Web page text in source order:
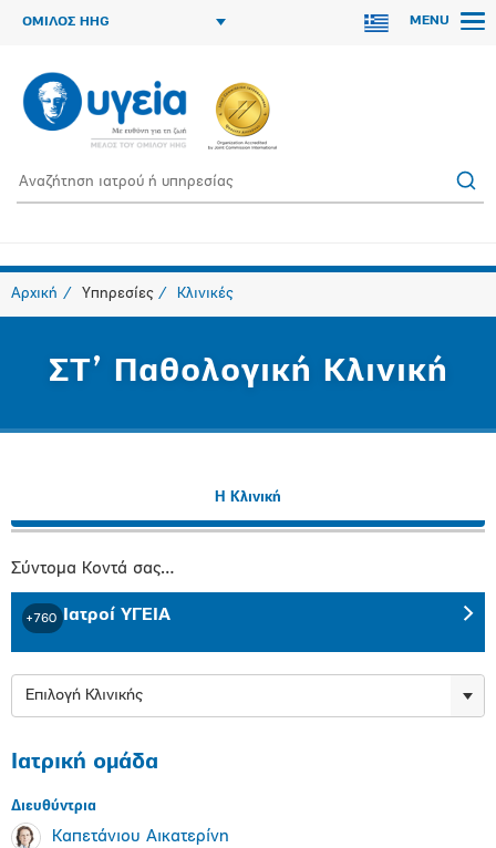
ΟΜΙΛΟΣ HHG MENU
Αρχική Υπηρεσίες Κλινικές
ΣΤ’ Παθολογική Κλινική
Η Κλινική
Σύντομα Κοντά σας…
+760 Ιατροί ΥΓΕΙΑ
Επιλογή Κλινικής
Ιατρική ομάδα
Διευθύντρια
Καπετάνιου Αικατερίνη